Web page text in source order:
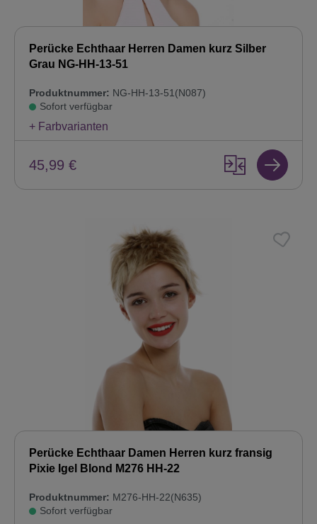
Perücke Echthaar Herren Damen kurz Silber
Grau NG-HH-13-51
Produktnummer: NG-HH-13-51(N087)
Sofort verfügbar
+ Farbvarianten
45,99 €
Perücke Echthaar Damen Herren kurz fransig
Pixie Igel Blond M276 HH-22
Produktnummer: M276-HH-22(N635)
Sofort verfügbar